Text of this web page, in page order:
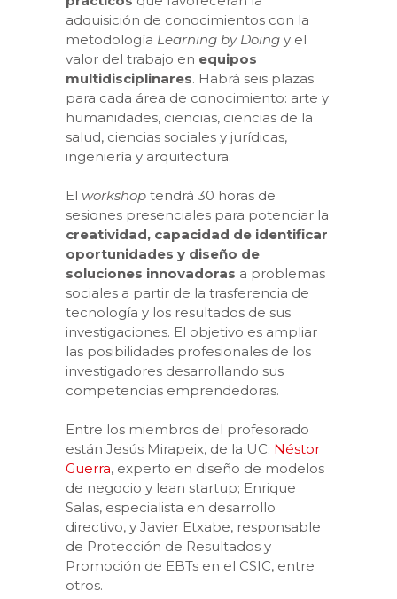
adquisición de conocimientos con la
metodología Learning by Doing y el
valor del trabajo en equipos
multidisciplinares. Habrá seis plazas
para cada área de conocimiento: arte y
humanidades, ciencias, ciencias de la
salud, ciencias sociales y jurídicas,
ingeniería y arquitectura.
El workshop tendrá 30 horas de
sesiones presenciales para potenciar la
creatividad, capacidad de identificar
oportunidades y diseño de
soluciones innovadoras a problemas
sociales a partir de la trasferencia de
tecnología y los resultados de sus
investigaciones. El objetivo es ampliar
las posibilidades profesionales de los
investigadores desarrollando sus
competencias emprendedoras.
Entre los miembros del profesorado
están Jesús Mirapeix, de la UC; Néstor
Guerra, experto en diseño de modelos
de negocio y lean startup; Enrique
Salas, especialista en desarrollo
directivo, y Javier Etxabe, responsable
de Protección de Resultados y
Promoción de EBTs en el CSIC, entre
otros.